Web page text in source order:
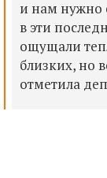
и нам нужно
в эти
ощущали
близких, но
отметила